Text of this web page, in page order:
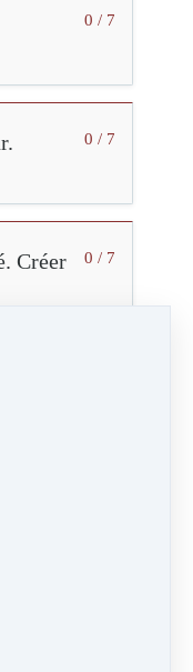
0 / 7
0 / 7
0 / 7
Créer